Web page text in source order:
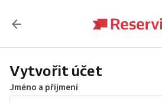
Vytvořit účet
Jméno a příjmení